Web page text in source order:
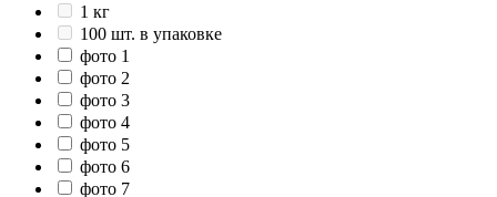
1 кг
100 шт. в упаковке
фото 1
фото 2
фото 3
фото 4
фото 5
фото 6
фото 7